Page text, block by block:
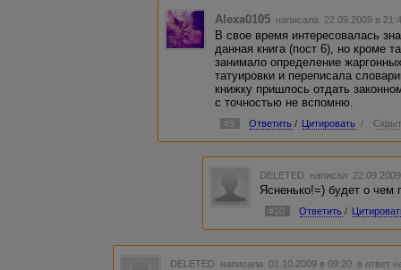
Не думай только, что случайно
Не станешь жертвой ты!
Alexa0105 написала 22.09.2009 в
В свое время интересовалась
данная книга (пост 6), но кроме
занимало определение
татуировки и переписала
книжку пришлось отдать
с точностью не вспомню.
#9 Ответить / Цитировать /
DELETED написал
Ясненько!=) будет о чем
#10 Ответить /
DELETED написала 01.10.2009 в 09:20 в ответ